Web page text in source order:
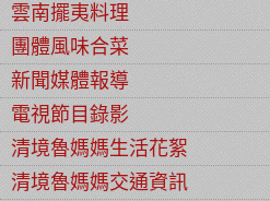
雲南擺夷料理
團體風味合菜
新聞媒體報導
電視節目錄影
清境魯媽媽生活花絮
清境魯媽媽交通資訊